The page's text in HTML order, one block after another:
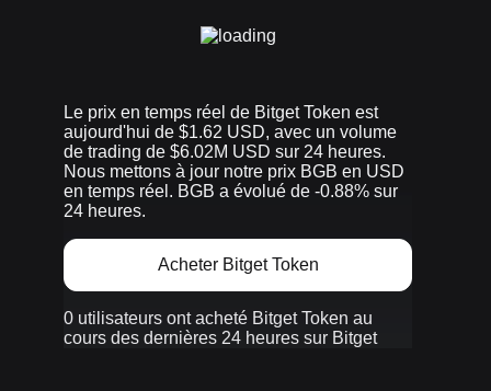
Le prix en temps réel de Bitget Token est
aujourd'hui de $1.62 USD, avec un volume
de trading de $6.02M USD sur 24 heures.
Nous mettons à jour notre prix BGB en USD
en temps réel. BGB a évolué de -0.88% sur
24 heures.
Acheter Bitget Token
0 utilisateurs ont acheté Bitget Token au
cours des dernières 24 heures sur Bitget